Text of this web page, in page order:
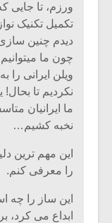
ورزم، تا جایی
تکمیل تکنیک
دیدم چنین
چون ما
ویلن ایرانی را
نکردیم تا
ما ایرانیان
نخبه کشیم…
این مهم ترین
را معرفی کنم.
این ساز را
ابداع می کرد،